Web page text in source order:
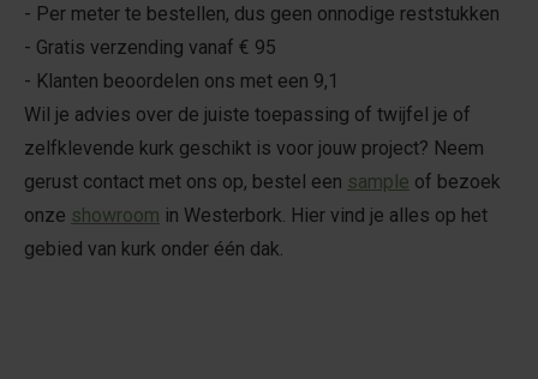
- Per meter te bestellen, dus geen onnodige reststukken
- Gratis verzending vanaf € 95
- Klanten beoordelen ons met een 9,1
Wil je advies over de juiste toepassing of twijfel je of
zelfklevende kurk geschikt is voor jouw project? Neem
gerust contact met ons op, bestel een sample of bezoek
onze showroom in Westerbork. Hier vind je alles op het
gebied van kurk onder één dak.